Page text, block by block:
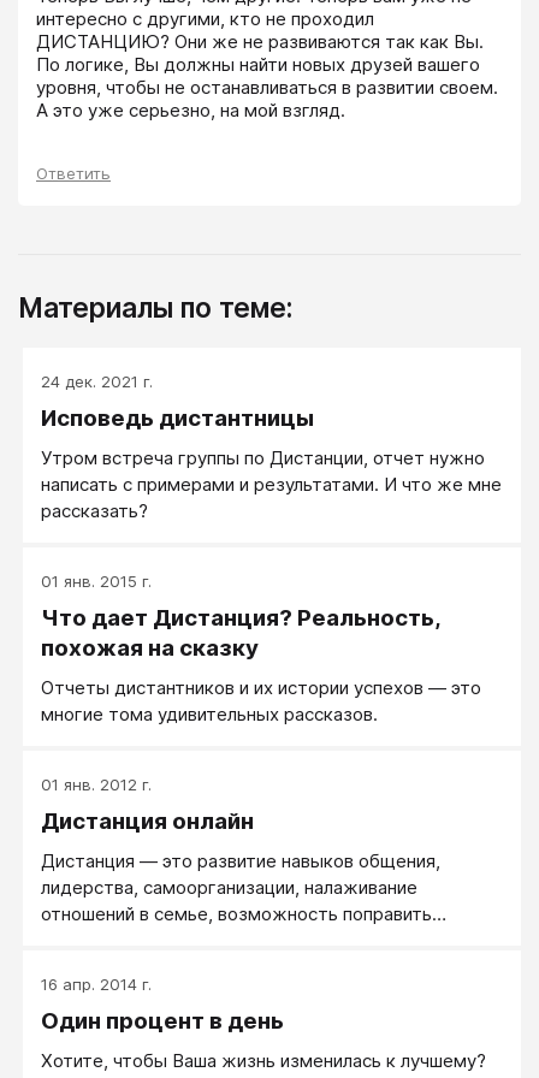
интересно с другими, кто не проходил
ДИСТАНЦИЮ? Они же не развиваются так как Вы.
По логике, Вы должны найти новых друзей вашего
уровня, чтобы не останавливаться в развитии своем.
А это уже серьезно, на мой взгляд.
Ответить
Материалы по теме:
24 дек. 2021 г.
Исповедь дистантницы
Утром встреча группы по Дистанции, отчет нужно
написать с примерами и результатами. И что же мне
рассказать?
01 янв. 2015 г.
Что дает Дистанция? Реальность,
похожая на сказку
Отчеты дистантников и их истории успехов — это
многие тома удивительных рассказов.
01 янв. 2012 г.
Дистанция онлайн
Дистанция — это развитие навыков общения,
лидерства, самоорганизации, налаживание
отношений в семье, возможность поправить
16 апр. 2014 г.
Один процент в день
Хотите, чтобы Ваша жизнь изменилась к лучшему?